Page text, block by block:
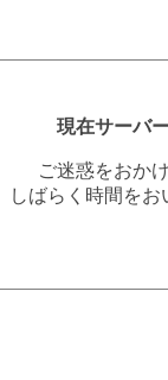
現在サーバ
ご迷惑をおか
しばらく時間を